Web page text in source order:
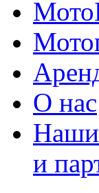
О нас
Наши
и